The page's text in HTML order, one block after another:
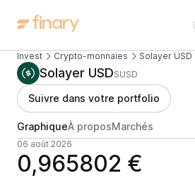
Invest Crypto-monnaies Solayer USD
Solayer USDSUSD
Suivre dans votre portfolio
GraphiqueÀ proposMarchés
06 août 2026
0,965802 €